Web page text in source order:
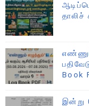
தாலிச்
Book
இன்று